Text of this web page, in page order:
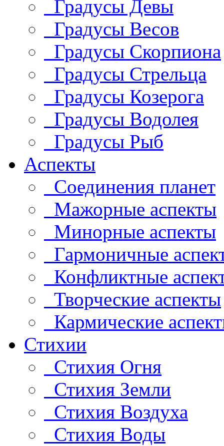
Градусы Девы
Градусы Весов
Градусы Скорпиона
Градусы Стрельца
Градусы Козерога
Градусы Водолея
Градусы Рыб
Аспекты
Соединения планет
Мажорные аспекты
Минорные аспекты
Гармоничные
Конфликтные
Творческие аспекты
Кармические
Стихии
Стихия Огня
Стихия Земли
Стихия Воздуха
Стихия Воды